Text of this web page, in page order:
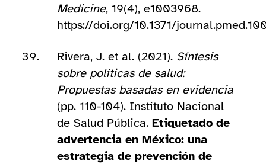
Medicine, 19(4), e1003968.
https://doi.org/10.1371/
Rivera, J. et al. (2021). Síntesis
sobre políticas de salud:
Propuestas basadas en evidencia
(pp. 110-104). Instituto Nacional
de Salud Pública. Etiquetado de
advertencia en México: una
estrategia de prevención de